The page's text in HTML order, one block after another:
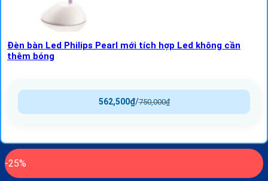
Đèn bàn Led Philips Pearl mới tích hợp Led không cần
thêm bóng
750,000₫
/
562,500₫
-25%